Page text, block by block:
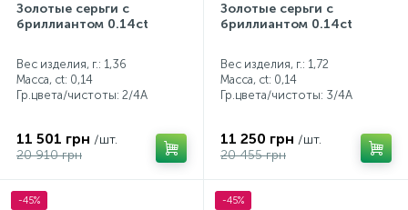
Золотые серьги с
бриллиантом 0.14ct
Вес изделия, г.: 1,36
Масса, ct: 0,14
Гр.цвета/чистоты: 2/4А
11 501 грн /шт.
20 910 грн
Золотые серьги с
бриллиантом 0.14ct
Вес изделия, г.: 1,72
Масса, ct: 0,14
Гр.цвета/чистоты: 3/4А
11 250 грн /шт.
20 455 грн
-45% -45%